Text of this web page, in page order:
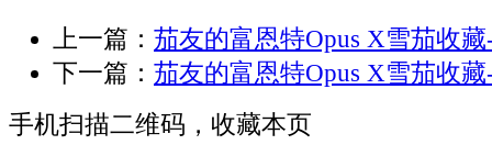
上一篇： 茄友的富恩特Opus X雪茄收藏
下一篇： 茄友的富恩特Opus X雪茄收藏
手机扫描二维码，收藏本页